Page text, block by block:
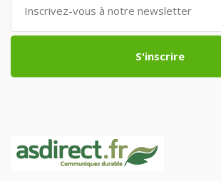
S'inscrire